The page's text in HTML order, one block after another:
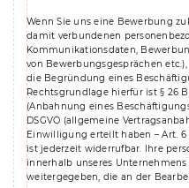
Wenn Sie uns eine Bewerbung
damit verbundenen
Kommunikationsdaten,
von Bewerbungsgesprächen
die Begründung eines
Rechtsgrundlage hierfür ist § 26
(Anbahnung eines
DSGVO (allgemeine
Einwilligung erteilt haben – Art. 6
ist jederzeit widerrufbar. Ihre
innerhalb unseres
weitergegeben, die an der